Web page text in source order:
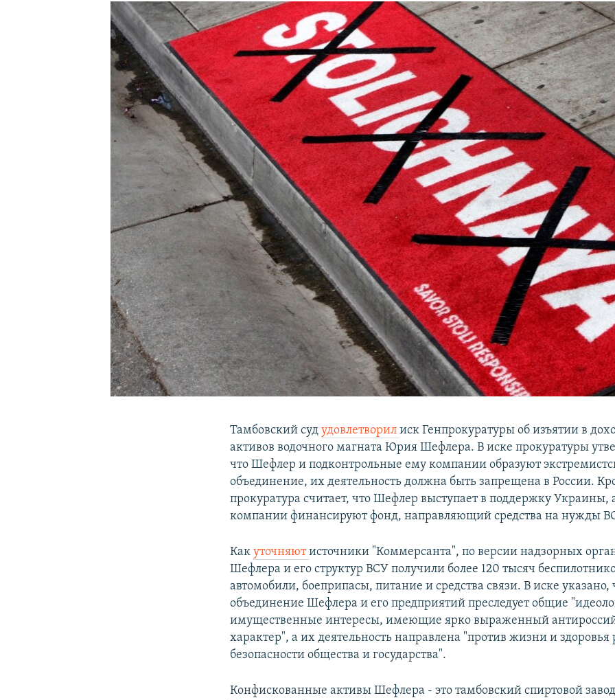
ПОДПИШИТЕСЬ НА РАССЫЛКУ
Тамбовский судудовлетворилиск Генпрокуратуры об изъятии в
активов водочного магната Юрия Шефлера. В иске прокуратуры
что Шефлер и подконтрольные ему компании образуют
объединение, их деятельность должна быть запрещена в России.
прокуратура считает, что Шефлер выступает в поддержку Украины,
компании финансируют фонд, направляющий средства на нужды
Какуточняютисточники "Коммерсанта", по версии надзорных
Шефлера и его структур ВСУ получили более 120 тысяч
автомобили, боеприпасы, питание и средства связи. В иске указано,
объединение Шефлера и его предприятий преследует общие
имущественные интересы, имеющие ярко выраженный
характер", а их деятельность направлена "против жизни и здоровья
безопасности общества и государства".
Конфискованные активы Шефлера - это тамбовский спиртовой